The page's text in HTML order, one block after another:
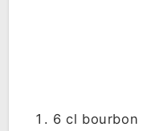
6 cl bourbon